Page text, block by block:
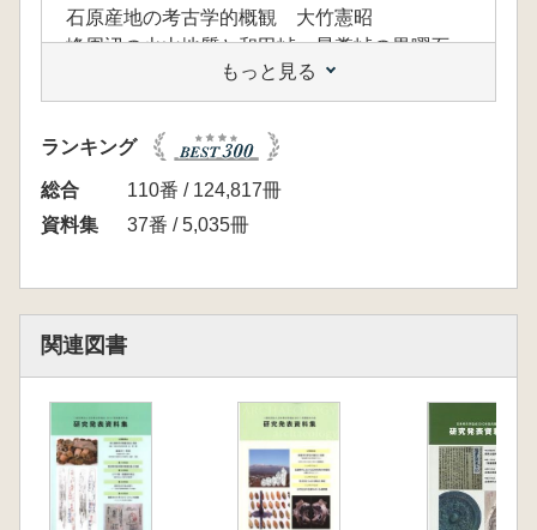
石原産地の考古学的概観 大竹憲昭
峰周辺の火山地質と和田峠・星糞峠の黒曜石
峠黒耀石原産地遺跡と鷹山遺跡群 大竹幸恵
原産地における石器石材の利用 とくに原産地
遺跡群に持ち込まれた他地域石材 中村由克
信州産黒曜石の広がり 谷 和隆
信州黒曜石原産地に集う狩猟民(石槍期) 須藤
霧ヶ峰・人ヶ岳山麓の黒曜石集積原石からみた
縄文時代中期における黒曜石利用について 宮
中部地方の黒曜石原産地分析資料 ※約110ペ
ージ
Ⅱ 長野県における縄文時代中期土器の編年と
動態
もっと見る
ランキング
総合
110番 / 124,817冊
資料集
37番 / 5,035冊
関連図書